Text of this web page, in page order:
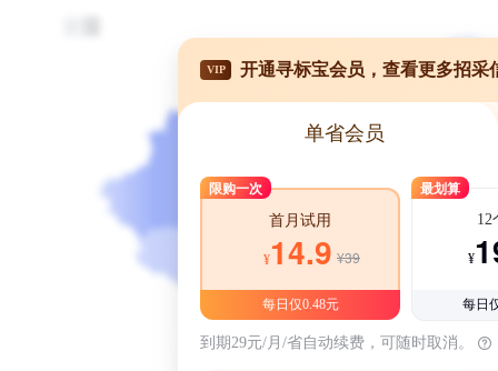
VIP 开通寻标宝会员，查看更多招采
单省会员
限购一次
首月试用
¥14.9 ¥39
每日仅0.48元
最划算
12
¥
每日
到期29元/月/省自动续费，可随时取消。